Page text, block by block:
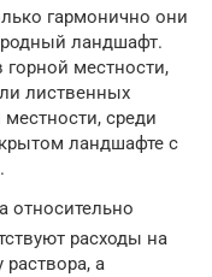
гармонично они
ландшафт.
местности,
лиственных
среди
ландшафте с
относительно
расходы на
а